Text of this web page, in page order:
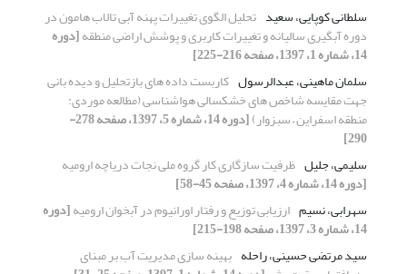
سلطانی کوپایی، سعید تحلیل الگوی تغییرات پهنه آبی تالاب هامون در
دوره آبگیری سالیانه و تغییرات کاربری و پوشش اراضی منطقه[دوره
14، شماره 1، 1397، صفحه 216-225]
سلمان ماهینی، عبدالرسول کاربست داده های بازتحلیل و دیده بانی
جهت مقایسه شاخص های خشکسالی هواشناسی (مطالعه موردی:
منطقه اسفراین – سبزوار) [دوره 14، شماره 5، 1397، صفحه 278-
290]
سلیمی، جلیل ظرفیت سازگاری کار گروه ملی نجات دریاچه ارومیه
[دوره 14، شماره 4، 1397، صفحه 45-58]
سهرابی، نسیم ارزیابی توزیع و رفتار اورانیوم در آبخوان ارومیه[دوره
14، شماره 3، 1397، صفحه 198-215]
سید مرتضی حسینی، راحله بهینه سازی مدیریت آب بر مبنای